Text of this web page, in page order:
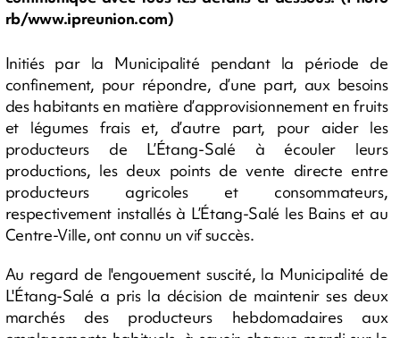
rb/www.ipreunion.com)
Initiés par la Municipalité pendant la période de
confinement, pour répondre, d’une part, aux besoins
des habitants en matière d’approvisionnement en fruits
et légumes frais et, d’autre part, pour aider les
producteurs de L’Étang-Salé à écouler leurs
productions, les deux points de vente directe entre
producteurs agricoles et consommateurs,
respectivement installés à L’Étang-Salé les Bains et au
Centre-Ville, ont connu un vif succès.
Au regard de l'engouement suscité, la Municipalité de
L'Étang-Salé a pris la décision de maintenir ses deux
marchés des producteurs hebdomadaires aux